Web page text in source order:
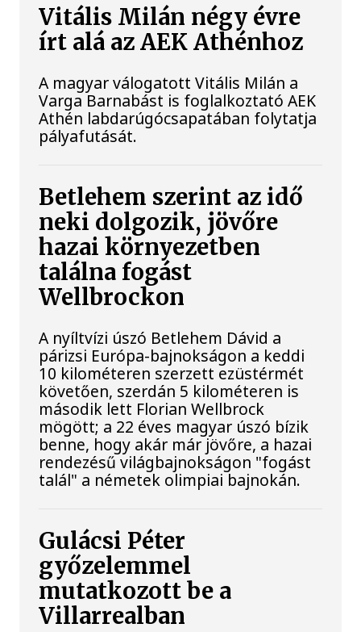
Vitális Milán négy évre
írt alá az AEK Athénhoz
A magyar válogatott Vitális Milán a
Varga Barnabást is foglalkoztató AEK
Athén labdarúgócsapatában folytatja
pályafutását.
Betlehem szerint az idő
neki dolgozik, jövőre
hazai környezetben
találna fogást
Wellbrockon
A nyíltvízi úszó Betlehem Dávid a
párizsi Európa-bajnokságon a keddi
10 kilométeren szerzett ezüstérmét
követően, szerdán 5 kilométeren is
második lett Florian Wellbrock
mögött; a 22 éves magyar úszó bízik
benne, hogy akár már jövőre, a hazai
rendezésű világbajnokságon "fogást
talál" a németek olimpiai bajnokán.
Gulácsi Péter
győzelemmel
mutatkozott be a
Villarrealban